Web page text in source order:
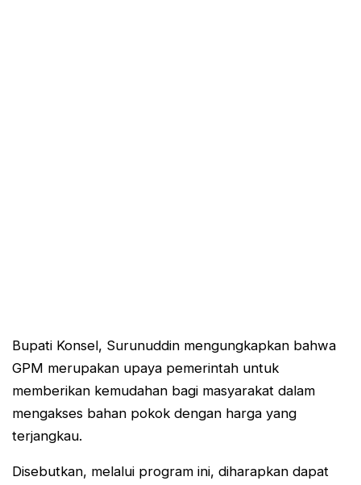
Bupati Konsel, Surunuddin mengungkapkan bahwa
GPM merupakan upaya pemerintah untuk
memberikan kemudahan bagi masyarakat dalam
mengakses bahan pokok dengan harga yang
terjangkau.
Disebutkan, melalui program ini, diharapkan dapat